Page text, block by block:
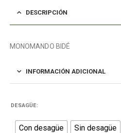
DESCRIPCIÓN
MONOMANDO BIDÉ
INFORMACIÓN ADICIONAL
DESAGÜE
Con desagüe Sin desagüe